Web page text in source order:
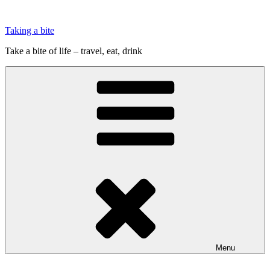
indhold
Taking a bite
Take a bite of life – travel, eat, drink
Menu